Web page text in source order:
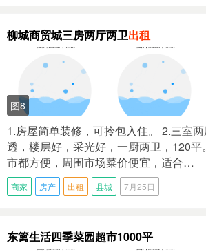
柳城商贸城三房两厅两卫出租
图8
1.房屋简单装修，可拎包入住。 2.三室
透，楼层好，采光好，一厨两卫，120平
市都方便，周围市场菜价便宜，适合…
商家 房产 出租 县城 7月25日
东篱生活四季菜园超市1000平